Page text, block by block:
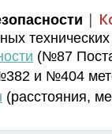
|
(№87
и №404
(расстояния,